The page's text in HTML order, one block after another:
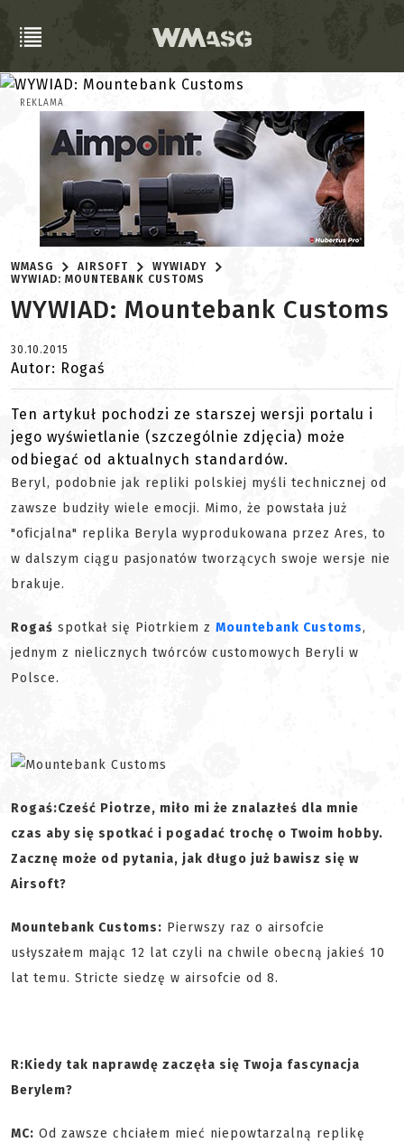
REKLAMA
WMASG AIRSOFT
WYWIADY
WYWIAD: MOUNTEBANK CUSTOMS
WYWIAD: Mountebank Customs
30.10.2015
Autor: Rogaś
Ten artykuł pochodzi ze starszej wersji portalu i
jego wyświetlanie (szczególnie zdjęcia) może
odbiegać od aktualnych standardów.
Beryl, podobnie jak repliki polskiej myśli technicznej od
zawsze budziły wiele emocji. Mimo, że powstała już
"oficjalna" replika Beryla wyprodukowana przez Ares, to
w dalszym ciągu pasjonatów tworzących swoje wersje nie
brakuje.
Rogaś spotkał się Piotrkiem z Mountebank Customs,
jednym z nielicznych twórców customowych Beryli w
Polsce.
Rogaś:Cześć Piotrze, miło mi że znalazłeś dla mnie
czas aby się spotkać i pogadać trochę o Twoim hobby.
Zacznę może od pytania, jak długo już bawisz się w
Airsoft?
Mountebank Customs: Pierwszy raz o airsofcie
usłyszałem mając 12 lat czyli na chwile obecną jakieś 10
lat temu. Stricte siedzę w airsofcie od 8.
R:Kiedy tak naprawdę zaczęła się Twoja fascynacja
Berylem?
MC: Od zawsze chciałem mieć niepowtarzalną replikę